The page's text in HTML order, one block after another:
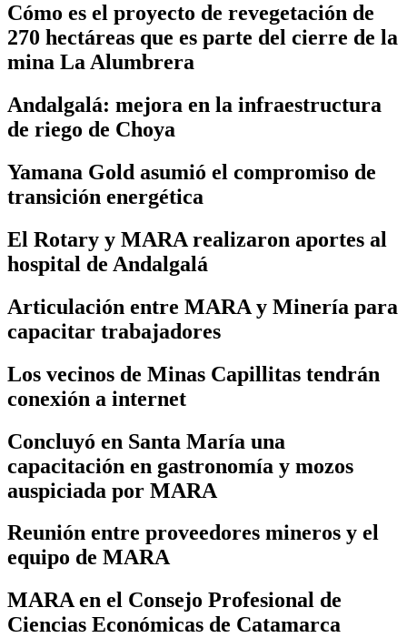
Cómo es el proyecto de revegetación de
270 hectáreas que es parte del cierre de la
mina La Alumbrera
Andalgalá: mejora en la infraestructura
de riego de Choya
Yamana Gold asumió el compromiso de
transición energética
El Rotary y MARA realizaron aportes al
hospital de Andalgalá
Articulación entre MARA y Minería para
capacitar trabajadores
Los vecinos de Minas Capillitas tendrán
conexión a internet
Concluyó en Santa María una
capacitación en gastronomía y mozos
auspiciada por MARA
Reunión entre proveedores mineros y el
equipo de MARA
MARA en el Consejo Profesional de
Ciencias Económicas de Catamarca